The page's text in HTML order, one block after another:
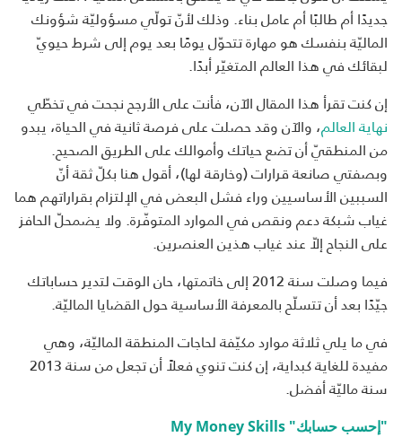
جديدًا أم طالبًا أم عامل بناء. وذلك لأنّ تولّي مسؤوليّة شؤونك
الماليّة بنفسك هو مهارة تتحوّل يومًا بعد يوم إلى شرط حيويّ
لبقائك في هذا العالم المتغيّر أبدًا.
إن كنت تقرأ هذا المقال الآن، فأنت على الأرجح نجحت في تخطّي
نهاية العالم، والآن وقد حصلت على فرصة ثانية في الحياة، يبدو
من المنطقيّ أن تضع حياتك وأموالك على الطريق الصحيح.
وبصفتي صانعة قرارات (وخارقة لها)، أقول هنا بكلّ ثقة أنّ
السببين الأساسيين وراء فشل البعض في الإلتزام بقراراتهم هما
غياب شبكة دعم ونقص في الموارد المتوفّرة. ولا يضمحلّ الحافز
على النجاح إلاّ عند غياب هذين العنصرين.
فيما وصلت سنة 2012 إلى خاتمتها، حان الوقت لتدير حساباتك
جيّدًا بعد أن تتسلّح بالمعرفة الأساسية حول القضايا الماليّة.
في ما يلي ثلاثة موارد مكيّفة لحاجات المنطقة الماليّة، وهي
مفيدة للغاية كبداية، إن كنت تنوي فعلاً أن تجعل من سنة 2013
سنة ماليّة أفضل.
"إحسب حسابك" My Money Skills